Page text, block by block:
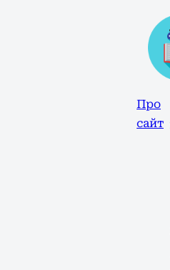
Про
сайт